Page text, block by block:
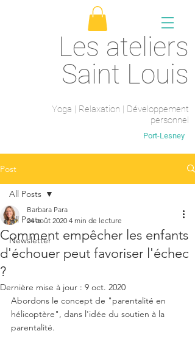
Les ateliers
Saint Louis
Yoga | Relaxation | Développement
personnel
Port-Lesney
Post
All Posts
Newsletter
All Posts
Comment empêcher les enfants
d'échouer peut favoriser l'échec
?
Barbara Para
24 août 2020 4 min de lecture
Dernière mise à jour : 9 oct. 2020
Abordons le concept de "parentalité en
hélicoptère", dans l'idée du soutien à la
parentalité.